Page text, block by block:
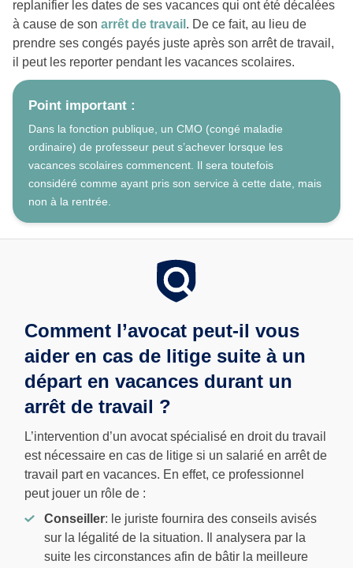
replanifier les dates de ses vacances qui ont été décalées
à cause de son arrêt de travail . De ce fait, au lieu de
prendre ses congés payés juste après son arrêt de travail,
il peut les reporter pendant les vacances scolaires.
Point important :
Dans la fonction publique, un CMO (congé maladie
ordinaire) de professeur peut s’achever lorsque les
vacances scolaires commencent. Il sera toutefois
considéré comme ayant pris son service à cette date, mais
non à la rentrée.
Comment l’avocat peut-il vous
aider en cas de litige suite à un
départ en vacances durant un
arrêt de travail ?
L’intervention d’un avocat spécialisé en droit du travail
est nécessaire en cas de litige si un salarié en arrêt de
travail part en vacances. En effet, ce professionnel
peut jouer un rôle de :
Conseiller: le juriste fournira des conseils avisés
sur la légalité de la situation. Il analysera par la
suite les circonstances afin de bâtir la meilleure